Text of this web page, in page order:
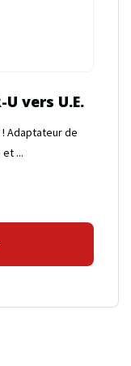
vers U.E.
! Adaptateur de
...